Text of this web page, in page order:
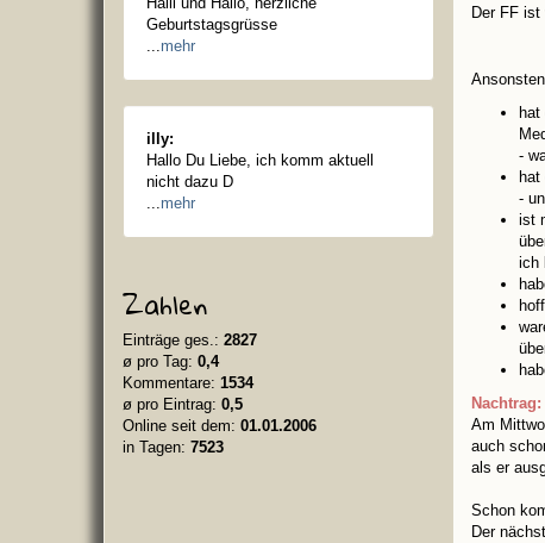
Der FF ist
-
-
ist
ich
Nachtrag:
Am
auch
als er
Schon
Der
Geburtstagsgrüsse
...mehr
illy:
Hallo Du Liebe, ich komm aktuell
nicht dazu D
...mehr
Zahlen
Einträge ges.: 2827
ø pro Tag: 0,4
Kommentare: 1534
ø pro Eintrag: 0,5
Online seit dem: 01.01.2006
in Tagen: 7523